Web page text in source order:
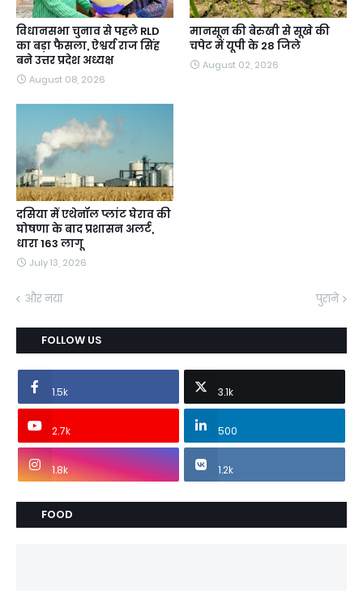
विधानसभा चुनाव से पहले RLD
का बड़ा फैसला, ऐश्वर्य राज सिंह
बने उत्तर प्रदेश अध्यक्ष
August 08, 2026
मानसून की बेरुखी से सूखे की
चपेट में यूपी के 28 जिले
August 02, 2026
दसिया में एथेनॉल प्लांट घेराव की
घोषणा के बाद प्रशासन अलर्ट,
धारा 163 लागू
July 13, 2026
और नया पुराने
FOLLOW US
1.5k 3.1k
2.7k 500
1.8k 1.2k
FOOD